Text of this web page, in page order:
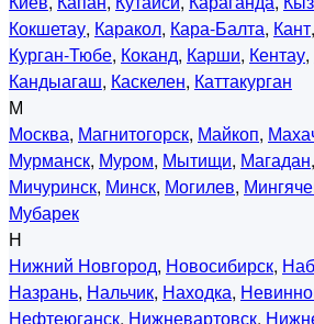
Кокшетау, Каракол, Кара-Балта, Кант,
Курган-Тюбе, Коканд, Карши, Кентау,
Кандыагаш, Каскелен, Каттакурган
М
Москва, Магнитогорск, Майкоп,
Мурманск, Муром, Мытищи, Магадан,
Мичуринск, Минск, Могилев,
Мубарек
Н
Нижний Новгород, Новосибирск,
Назрань, Нальчик, Находка,
Нефтеюганск, Нижневартовск,